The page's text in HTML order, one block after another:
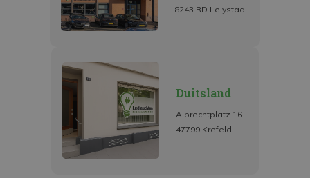
8243 RD Lelystad
Duitsland
Albrechtplatz 16
47799 Krefeld